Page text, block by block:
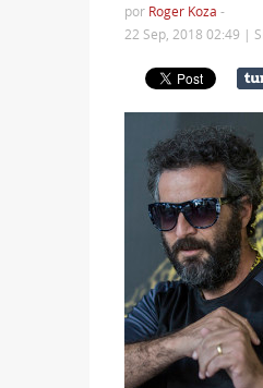
por Roger Koza -
22 Sep, 2018 02:49 |